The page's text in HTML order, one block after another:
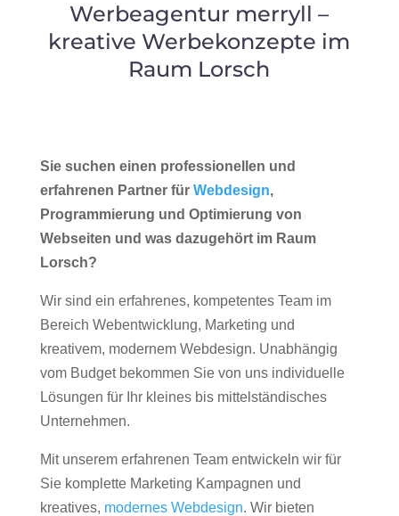
Werbeagentur merryll –
kreative Werbekonzepte im
Raum Lorsch
Sie suchen einen professionellen und
erfahrenen Partner für Webdesign,
Programmierung und Optimierung von
Webseiten und was dazugehört im Raum
Lorsch?
Wir sind ein erfahrenes, kompetentes Team im
Bereich Webentwicklung, Marketing und
kreativem, modernem Webdesign. Unabhängig
vom Budget bekommen Sie von uns individuelle
Lösungen für Ihr kleines bis mittelständisches
Unternehmen.
Mit unserem erfahrenen Team entwickeln wir für
Sie komplette Marketing Kampagnen und
kreatives, modernes Webdesign. Wir bieten